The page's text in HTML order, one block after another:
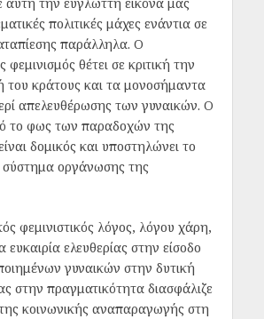
πολιτικές μάχες ενάντια σε
παράλληλα. Ο
φεμινισμός θέτει σε κριτική την
του κράτους και τα μονοσήμαντα
απελευθέρωσης των γυναικών. Ο
το φως των παραδοχών της
δομικός και υποστηλώνει το
σύστημα οργάνωσης της
φεμινιστικός λόγος, λόγου χάρη,
ευκαιρία ελευθερίας στην είσοδο
γυναικών στην δυτική
στην πραγματικότητα διασφάλιζε
κοινωνικής αναπαραγωγής στη